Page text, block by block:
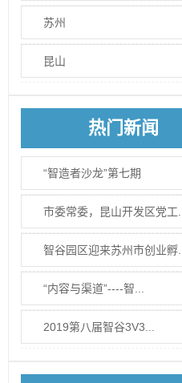
苏州
昆山
热门新闻
“智造者沙龙”第七期
市委常委，昆山开发区党工...
智谷园区迎来苏州市创业孵...
“内容与渠道”----智...
2019第八届智谷3V3...